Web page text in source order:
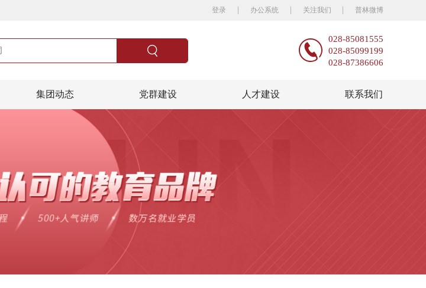
登录 办公系统 关注我们 普林微博
028-85081555
028-85099199
028-87386606
集团动态 党群建设 人才建设 联系我们